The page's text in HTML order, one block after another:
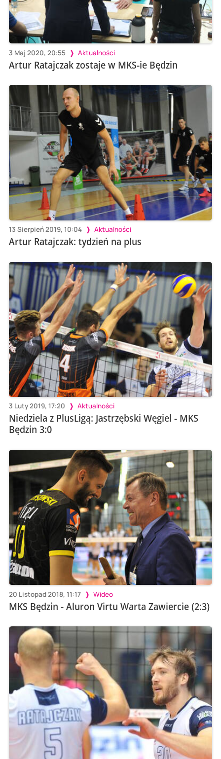
3 Maj 2020, 20:55 Aktualności
Artur Ratajczak zostaje w MKS-ie Będzin
13 Sierpień 2019, 10:04 Aktualności
Artur Ratajczak: tydzień na plus
3 Luty 2019, 17:20 Aktualności
Niedziela z PlusLigą: Jastrzębski Węgiel - MKS
Będzin 3:0
20 Listopad 2018, 11:17 Wideo
MKS Będzin - Aluron Virtu Warta Zawiercie (2:3)